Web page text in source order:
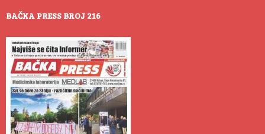
BAČKA PRESS BROJ 216